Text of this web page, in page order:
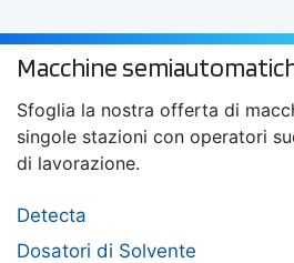
Macchine
Sfoglia la nostra offerta di
singole stazioni con operatori
di lavorazione.
Detecta
Dosatori di Solvente